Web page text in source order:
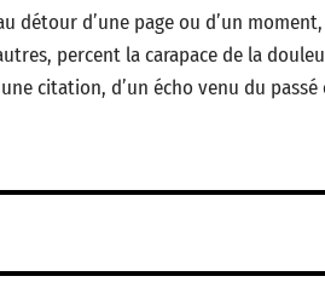
détour d’une page ou d’un
percent la carapace de la
citation, d’un écho venu du